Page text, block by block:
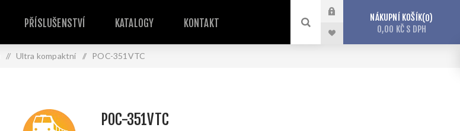
PŘÍSLUŠENSTVÍ KATALOGY KONTAKT NÁKUPNÍ KOŠÍK 0
0,00 KČ S DPH
/ Ultra kompaktní / POC-351VTC
POC-351VTC